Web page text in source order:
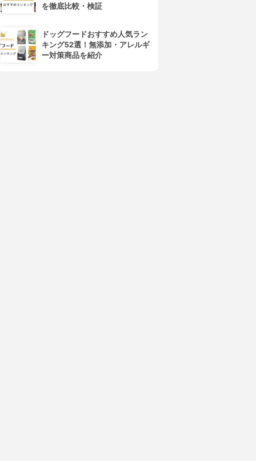
を徹底比較・検証
ドッグフードおすすめ人気ラン
キング52選！無添加・アレルギ
ー対策商品を紹介